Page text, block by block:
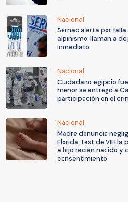
Nacional
Sernac alerta por
alpinismo: llaman a
inmediato
Nacional
Ciudadano egipcio
menor se entregó a
participación en el
Nacional
Madre denuncia
Florida: test de VIH la
a hijo recién nacido y
consentimiento